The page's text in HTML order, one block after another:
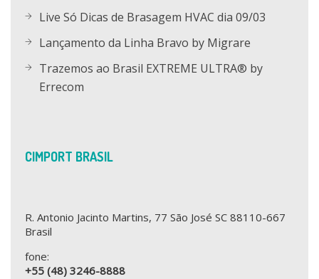
Live Só Dicas de Brasagem HVAC dia 09/03
Lançamento da Linha Bravo by Migrare
Trazemos ao Brasil EXTREME ULTRA® by
Errecom
CIMPORT BRASIL
R. Antonio Jacinto Martins, 77 São José SC 88110-667
Brasil
fone:
+55 (48) 3246-8888